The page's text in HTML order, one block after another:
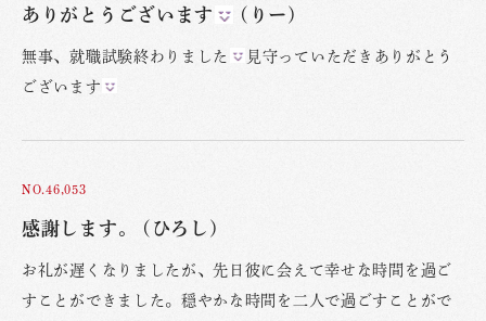
ありがとうございます (りー)
無事、就職試験終わりました
見守っていただきありがとう
ございます
NO.46,053
感謝します。 (ひろし)
お礼が遅くなりましたが、先日彼に会えて幸せな時間を過ご
すことができました。穏やかな時間を二人で過ごすことがで